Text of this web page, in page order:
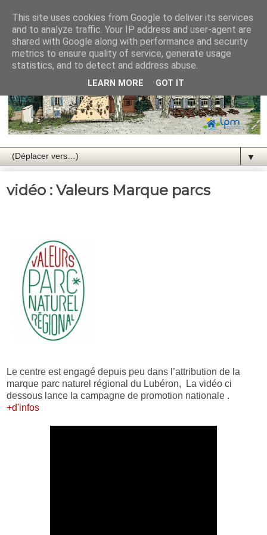
▼
vidéo : Valeurs Marque parcs
Le centre est engagé depuis peu dans l’attribution de la
marque parc naturel régional du Lubéron, La vidéo ci
dessous lance la campagne de promotion nationale .
+d'infos
This site uses cookies from Google to deliver its services
and to analyze traffic. Your IP address and user-agent are
shared with Google along with performance and security
metrics to ensure quality of service, generate usage
statistics, and to detect and address abuse.
LEARN MORE GOT IT